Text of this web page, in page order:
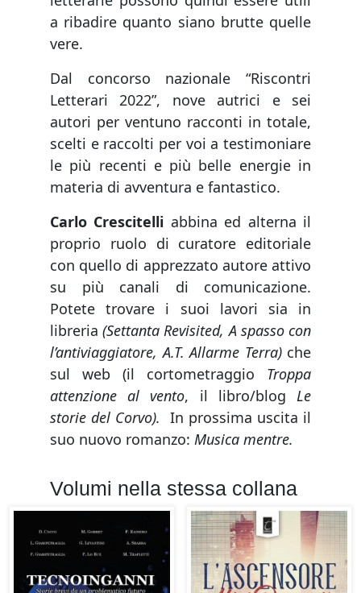
a ribadire quanto siano brutte quelle
vere.
Dal concorso nazionale “Riscontri
Letterari 2022”, nove autrici e sei
autori per ventuno racconti in totale,
scelti e raccolti per voi a testimoniare
le più recenti e più belle energie in
materia di avventura e fantastico.
Carlo Crescitelli abbina ed alterna il
proprio ruolo di curatore editoriale
con quello di apprezzato autore attivo
su più canali di comunicazione.
Potete trovare i suoi lavori sia in
libreria(Settanta Revisited, A spasso con
l’antiviaggiatore, A.T. Allarme Terra)che
sul web (il cortometraggio Troppa
attenzione al vento, il libro/blog Le
storie del Corvo). In prossima uscita il
suo nuovo romanzo: Musica mentre.
Volumi nella stessa collana